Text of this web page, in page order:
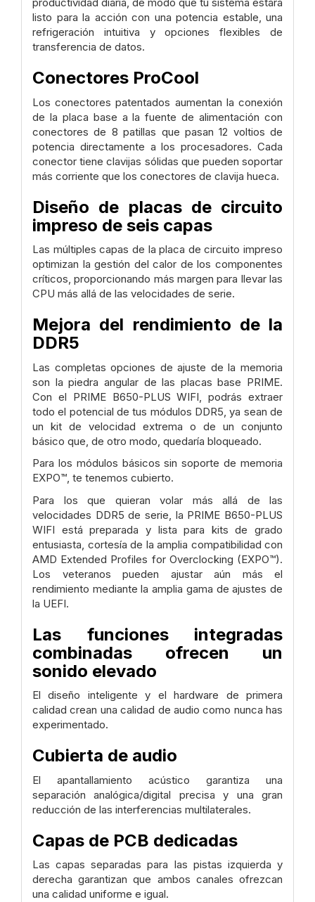
listo para la acción con una potencia estable, una
refrigeración intuitiva y opciones flexibles de
transferencia de datos.
Conectores ProCool
Los conectores patentados aumentan la conexión
de la placa base a la fuente de alimentación con
conectores de 8 patillas que pasan 12 voltios de
potencia directamente a los procesadores. Cada
conector tiene clavijas sólidas que pueden soportar
más corriente que los conectores de clavija hueca.
Diseño de placas de circuito
impreso de seis capas
Las múltiples capas de la placa de circuito impreso
optimizan la gestión del calor de los componentes
críticos, proporcionando más margen para llevar las
CPU más allá de las velocidades de serie.
Mejora del rendimiento de la
DDR5
Las completas opciones de ajuste de la memoria
son la piedra angular de las placas base PRIME.
Con el PRIME B650-PLUS WIFI, podrás extraer
todo el potencial de tus módulos DDR5, ya sean de
un kit de velocidad extrema o de un conjunto
básico que, de otro modo, quedaría bloqueado.
Para los módulos básicos sin soporte de memoria
EXPO™, te tenemos cubierto.
Para los que quieran volar más allá de las
velocidades DDR5 de serie, la PRIME B650-PLUS
WIFI está preparada y lista para kits de grado
entusiasta, cortesía de la amplia compatibilidad con
AMD Extended Profiles for Overclocking (EXPO™).
Los veteranos pueden ajustar aún más el
rendimiento mediante la amplia gama de ajustes de
la UEFI.
Las funciones integradas
combinadas ofrecen un
sonido elevado
El diseño inteligente y el hardware de primera
calidad crean una calidad de audio como nunca has
experimentado.
Cubierta de audio
El apantallamiento acústico garantiza una
separación analógica/digital precisa y una gran
reducción de las interferencias multilaterales.
Capas de PCB dedicadas
Las capas separadas para las pistas izquierda y
derecha garantizan que ambos canales ofrezcan
una calidad uniforme e igual.